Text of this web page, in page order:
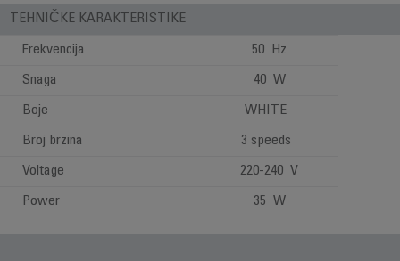
TEHNIČKE KARAKTERISTIKE
Frekvencija 50 Hz
Snaga 40 W
Boje WHITE
Broj brzina 3 speeds
Voltage 220-240 V
Power 35 W